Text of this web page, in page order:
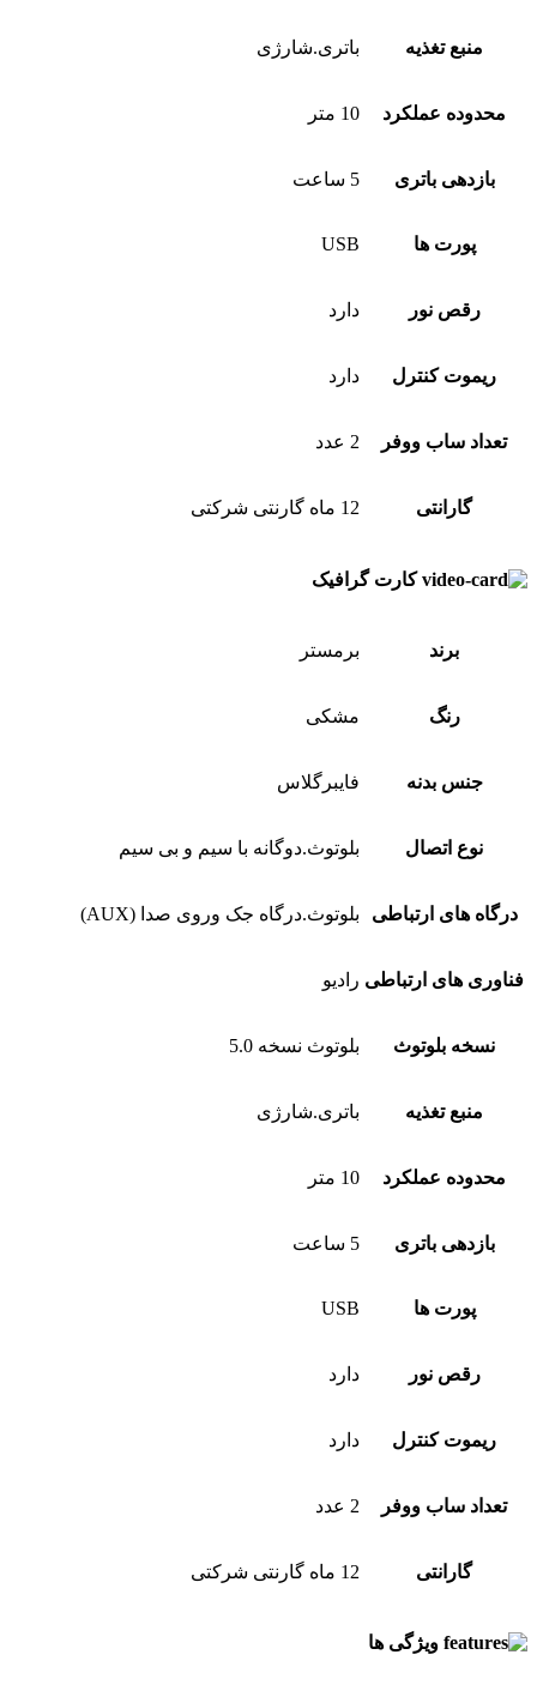
منبع تغذیه باتری.شارژی
محدوده عملکرد 10 متر
بازدهی باتری 5 ساعت
پورت ها USB
رقص نور دارد
ریموت کنترل دارد
تعداد ساب ووفر 2 عدد
گارانتی 12 ماه گارنتی شرکتی
کارت گرافیک
برند برمستر
رنگ مشکی
جنس بدنه فایبرگلاس
نوع اتصال بلوتوث.دوگانه با سیم و بی سیم
درگاه های ارتباطی بلوتوث.درگاه جک وروی صدا (AUX)
فناوری های ارتباطی رادیو
نسخه بلوتوث بلوتوث نسخه 5.0
منبع تغذیه باتری.شارژی
محدوده عملکرد 10 متر
بازدهی باتری 5 ساعت
پورت ها USB
رقص نور دارد
ریموت کنترل دارد
تعداد ساب ووفر 2 عدد
گارانتی 12 ماه گارنتی شرکتی
ویژگی ها